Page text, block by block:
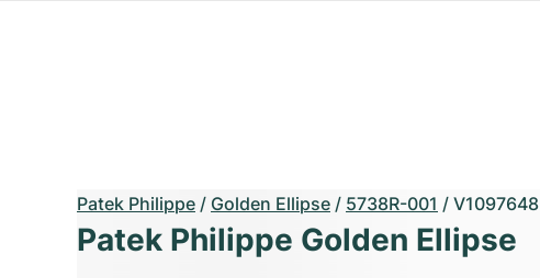
Patek Philippe / Golden Ellipse / 5738R-001 / V1097648
Patek Philippe Golden Ellipse